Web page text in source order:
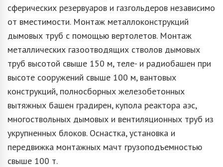
сферических резервуаров и газгольдеров независимо
от вместимости. Монтаж металлоконструкций
дымовых труб с помощью вертолетов. Монтаж
металлических газоотводящих стволов дымовых
труб высотой свыше 150 м, теле- и радиобашен при
высоте сооружений свыше 100 м, вантовых
конструкций, полносборных железобетонных
вытяжных башен градирен, купола реактора аэс,
многоствольных дымовых и вентиляционных труб из
укрупненных блоков. Оснастка, установка и
передвижка монтажных мачт грузоподъемностью
свыше 100 т.